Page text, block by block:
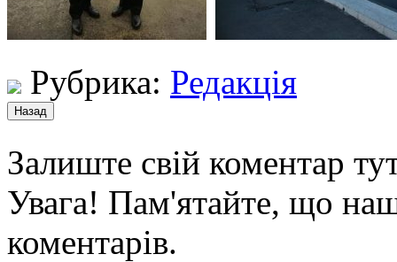
Рубрика: Редакція
Залиште свій коментар
Увага! Пам'ятайте, що
коментарів.